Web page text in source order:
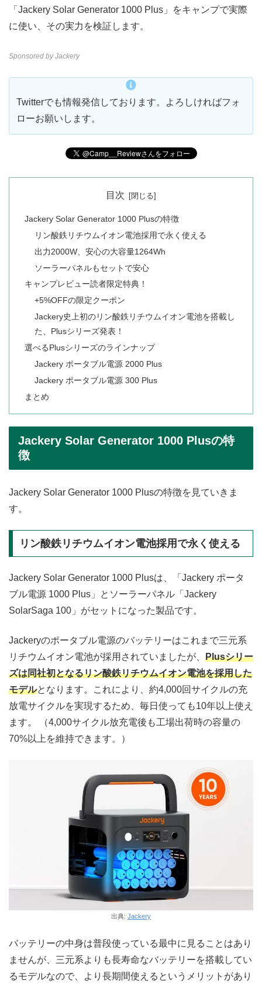
「Jackery Solar Generator 1000 Plus」をキャンプで実際
に使い、その実力を検証します。
Sponsored by Jackery
Twitterでも情報発信しております。よろしければフォ
ローお願いします。
目次
Jackery Solar Generator 1000 Plusの特徴
リン酸鉄リチウムイオン電池採用で永く使える
出力2000W、安心の大容量1264Wh
ソーラーパネルもセットで安心
キャンプレビュー読者限定特典！
+5%OFFの限定クーポン
Jackery史上初のリン酸鉄リチウムイオン電池を搭載し
た、Plusシリーズ発表！
選べるPlusシリーズのラインナップ
Jackery ポータブル電源 2000 Plus
Jackery ポータブル電源 300 Plus
まとめ
Jackery Solar Generator 1000 Plusの特
徴
Jackery Solar Generator 1000 Plusの特徴を見ていきま
す。
リン酸鉄リチウムイオン電池採用で永く使える
Jackery Solar Generator 1000 Plusは、「Jackery ポータ
ブル電源 1000 Plus」とソーラーパネル「Jackery
SolarSaga 100」がセットになった製品です。
Jackeryのポータブル電源のバッテリーはこれまで三元系
リチウムイオン電池が採用されていましたが、 Plusシリー
ズは同社初となるリン酸鉄リチウムイオン電池を採用した
モデルとなります。これにより、約4,000回サイクルの充
放電サイクルを実現するため、毎日使っても10年以上使え
ます。 （4,000サイクル放充電後も工場出荷時の容量の
70%以上を維持できます。）
出典: Jackery
バッテリーの中身は普段使っている最中に見ることはあり
ませんが、三元系よりも長寿命なバッテリーを搭載してい
るモデルなので、より長期間使えるというメリットがあり